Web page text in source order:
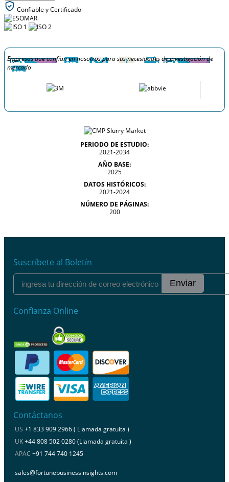
Confiable y Certificado
Empresas que confían en nosotros para sus necesidades de investigación de
mercado
PERIODO DE ESTUDIO:
2021-2034
AÑO BASE:
2025
DATOS HISTÓRICOS:
2021-2024
NÚMERO DE PÁGINAS:
200
Suscríbete al Boletín
Enviar
Confianza Online
Contáctanos
US +1 833 909 2966 ( Llamada gratuita )
UK+44 808 502 0280 (Llamada gratuita )
APAC +91 744 740 1245
sales@fortunebusinessinsights.com